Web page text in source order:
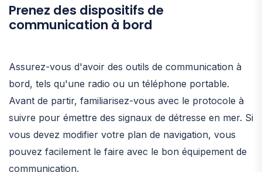
Prenez des dispositifs de
communication à bord
Assurez-vous d'avoir des outils de communication à
bord, tels qu'une radio ou un téléphone portable.
Avant de partir, familiarisez-vous avec le protocole à
suivre pour émettre des signaux de détresse en mer. Si
vous devez modifier votre plan de navigation, vous
pouvez facilement le faire avec le bon équipement de
communication.